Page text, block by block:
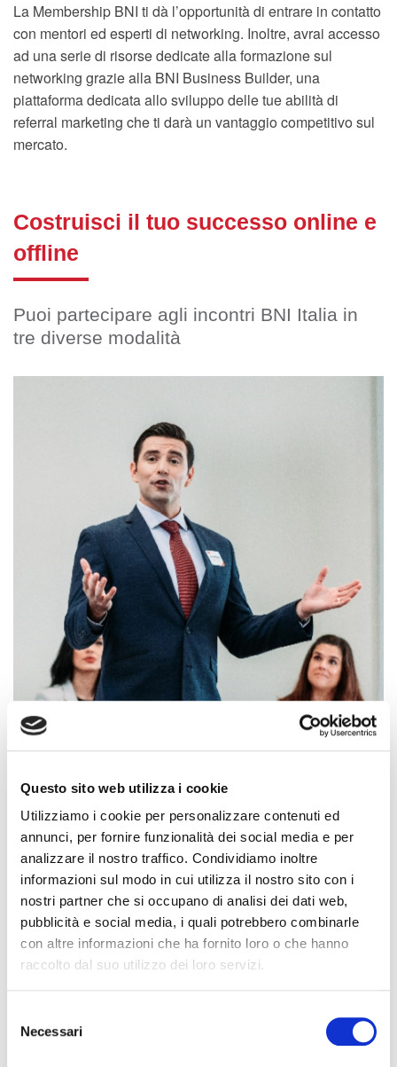
Questo sito web utilizza i cookie
Utilizziamo i cookie per personalizzare contenuti ed
annunci, per fornire funzionalità dei social media e per
analizzare il nostro traffico. Condividiamo inoltre
informazioni sul modo in cui utilizza il nostro sito con i
nostri partner che si occupano di analisi dei dati web,
pubblicità e social media, i quali potrebbero combinarle
con altre informazioni che ha fornito loro o che hanno
raccolto dal suo utilizzo dei loro servizi.
delNecessari
La Membership BNI ti dà l’opportunità di entrare in contatto
con mentori ed esperti di networking. Inoltre, avrai accesso
ad una serie di risorse dedicate alla formazione sul
networking grazie alla BNI Business Builder, una
piattaforma dedicata allo sviluppo delle tue abilità di
referral marketing che ti darà un vantaggio competitivo sul
mercato.
Costruisci il tuo successo online e
offline
Puoi partecipare agli incontri BNI Italia in
tre diverse modalità
BNI In presenza
Incontri in presenza per conoscersi, creare connessioni e
opportunità di crescita.